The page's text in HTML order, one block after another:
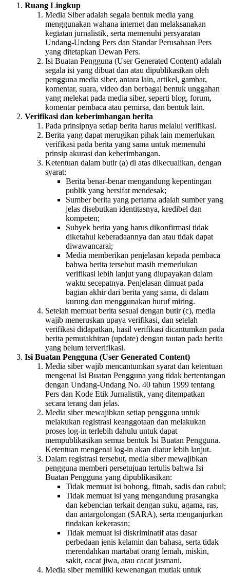
Ruang Lingkup
Media Siber adalah segala bentuk media yang
menggunakan wahana internet dan melaksanakan
kegiatan jurnalistik, serta memenuhi persyaratan
Undang-Undang Pers dan Standar Perusahaan Pers
yang ditetapkan Dewan Pers.
Isi Buatan Pengguna (User Generated Content) adalah
segala isi yang dibuat dan atau dipublikasikan oleh
pengguna media siber, antara lain, artikel, gambar,
komentar, suara, video dan berbagai bentuk unggahan
yang melekat pada media siber, seperti blog, forum,
komentar pembaca atau pemirsa, dan bentuk lain.
Verifikasi dan keberimbangan berita
Pada prinsipnya setiap berita harus melalui verifikasi.
Berita yang dapat merugikan pihak lain memerlukan
verifikasi pada berita yang sama untuk memenuhi
prinsip akurasi dan keberimbangan.
Ketentuan dalam butir (a) di atas dikecualikan, dengan
syarat:
Berita benar-benar mengandung kepentingan
publik yang bersifat mendesak;
Sumber berita yang pertama adalah sumber yang
jelas disebutkan identitasnya, kredibel dan
kompeten;
Subyek berita yang harus dikonfirmasi tidak
diketahui keberadaannya dan atau tidak dapat
diwawancarai;
Media memberikan penjelasan kepada pembaca
bahwa berita tersebut masih memerlukan
verifikasi lebih lanjut yang diupayakan dalam
waktu secepatnya. Penjelasan dimuat pada
bagian akhir dari berita yang sama, di dalam
kurung dan menggunakan huruf miring.
Setelah memuat berita sesuai dengan butir (c), media
wajib meneruskan upaya verifikasi, dan setelah
verifikasi didapatkan, hasil verifikasi dicantumkan pada
berita pemutakhiran (update) dengan tautan pada berita
yang belum terverifikasi.
Isi Buatan Pengguna (User Generated Content)
Media siber wajib mencantumkan syarat dan ketentuan
mengenai Isi Buatan Pengguna yang tidak bertentangan
dengan Undang-Undang No. 40 tahun 1999 tentang
Pers dan Kode Etik Jurnalistik, yang ditempatkan
secara terang dan jelas.
Media siber mewajibkan setiap pengguna untuk
melakukan registrasi keanggotaan dan melakukan
proses log-in terlebih dahulu untuk dapat
mempublikasikan semua bentuk Isi Buatan Pengguna.
Ketentuan mengenai log-in akan diatur lebih lanjut.
Dalam registrasi tersebut, media siber mewajibkan
pengguna memberi persetujuan tertulis bahwa Isi
Buatan Pengguna yang dipublikasikan:
Tidak memuat isi bohong, fitnah, sadis dan cabul;
Tidak memuat isi yang mengandung prasangka
dan kebencian terkait dengan suku, agama, ras,
dan antargolongan (SARA), serta menganjurkan
tindakan kekerasan;
Tidak memuat isi diskriminatif atas dasar
perbedaan jenis kelamin dan bahasa, serta tidak
merendahkan martabat orang lemah, miskin,
sakit, cacat jiwa, atau cacat jasmani.
Media siber memiliki kewenangan mutlak untuk